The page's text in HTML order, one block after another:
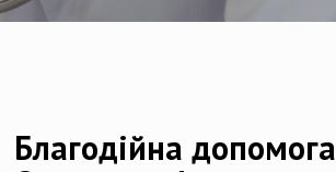
Благодійна допомога